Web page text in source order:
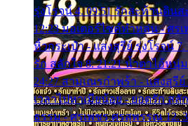
รุ่งโรจน์ 4. 09:51 รักสะท้านดิน
12:23 มอเตอร์ไซค์ทำหล่น - ศร
หิ้วกระเป๋า - แสงสุรีย์ รุ่งโรจน์ 7.
รัก สลักใจ 8. 21:21 น้ำตาไอ้หนุ่
24:27 สามเณรกำพร้า - แสงสุรีย์
เวลาไปหาเมียน้อย - ยอดรัก สลั
ธรรม - ศรเพชร ศรสุพรรณ 12.